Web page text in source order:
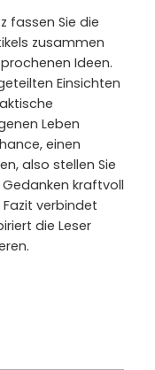
fassen Sie die
zusammen
Ideen.
Einsichten
Leben
einen
also stellen Sie
kraftvoll
verbindet
die Leser